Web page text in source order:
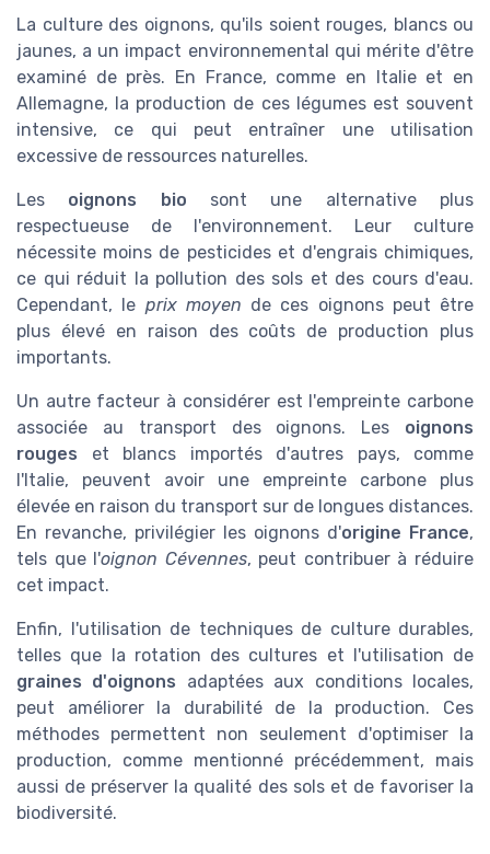
La culture des oignons, qu'ils soient rouges, blancs ou
jaunes, a un impact environnemental qui mérite d'être
examiné de près. En France, comme en Italie et en
Allemagne, la production de ces légumes est souvent
intensive, ce qui peut entraîner une utilisation
excessive de ressources naturelles.
Les oignons bio sont une alternative plus
respectueuse de l'environnement. Leur culture
nécessite moins de pesticides et d'engrais chimiques,
ce qui réduit la pollution des sols et des cours d'eau.
Cependant, le prix moyen de ces oignons peut être
plus élevé en raison des coûts de production plus
importants.
Un autre facteur à considérer est l'empreinte carbone
associée au transport des oignons. Les oignons
rouges et blancs importés d'autres pays, comme
l'Italie, peuvent avoir une empreinte carbone plus
élevée en raison du transport sur de longues distances.
En revanche, privilégier les oignons d'origine France,
tels que l'oignon Cévennes, peut contribuer à réduire
cet impact.
Enfin, l'utilisation de techniques de culture durables,
telles que la rotation des cultures et l'utilisation de
graines d'oignons adaptées aux conditions locales,
peut améliorer la durabilité de la production. Ces
méthodes permettent non seulement d'optimiser la
production, comme mentionné précédemment, mais
aussi de préserver la qualité des sols et de favoriser la
biodiversité.